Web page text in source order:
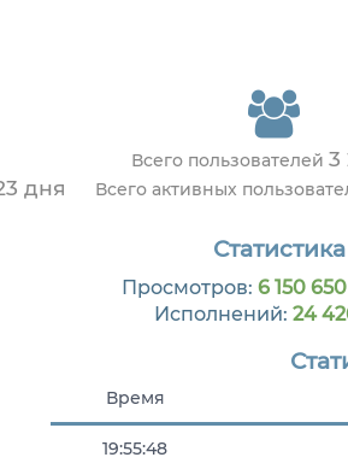
дня
Всего пользователей 3
Всего активных
Просмотров: 6 150
Исполнений: 24
Время
19:55:48